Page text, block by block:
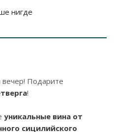
нигде
Подарите
!
уникальные вина от
сицилийского